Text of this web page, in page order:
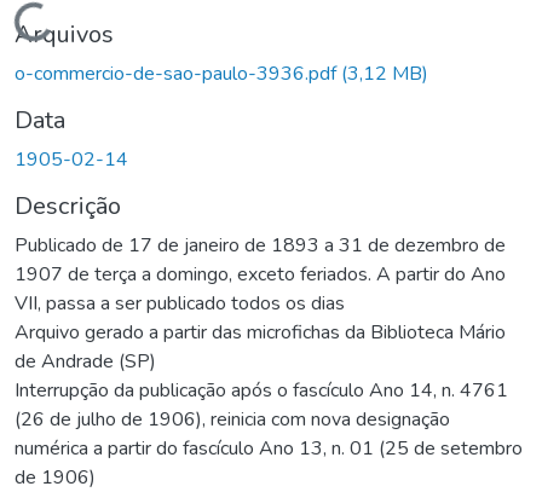
Carregando...
Arquivos
o-commercio-de-sao-paulo-3936.pdf(3,12 MB)
Data
1905-02-14
Descrição
Publicado de 17 de janeiro de 1893 a 31 de dezembro de
1907 de terça a domingo, exceto feriados. A partir do Ano
VII, passa a ser publicado todos os dias
Arquivo gerado a partir das microfichas da Biblioteca Mário
de Andrade (SP)
Interrupção da publicação após o fascículo Ano 14, n. 4761
(26 de julho de 1906), reinicia com nova designação
numérica a partir do fascículo Ano 13, n. 01 (25 de setembro
de 1906)